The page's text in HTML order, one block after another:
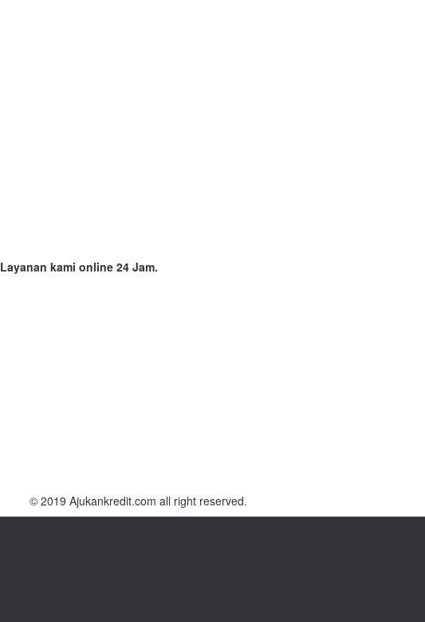
Layanan kami online 24 Jam.
© 2019 Ajukankredit.com all right reserved.